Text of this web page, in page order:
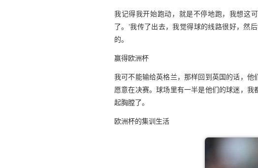
我记得我开始跑动，就是不停地跑，我想这
了。’我传了出去，我觉得球的线路很好，
的。
赢得欧洲杯
我可不能输给英格兰，那样回到英国的话，
愿意在决赛。球场里有一半是他们的球迷，
起胸膛了。
欧洲杯的集训生活